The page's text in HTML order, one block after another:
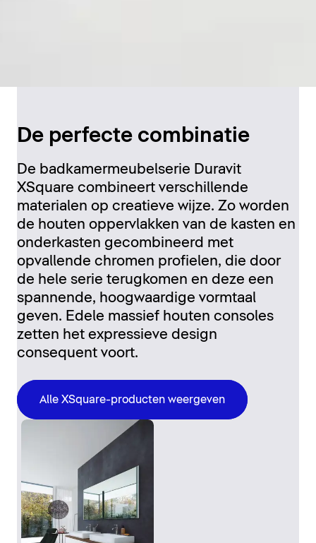
De perfecte combinatie
De badkamermeubelserie Duravit
XSquare combineert verschillende
materialen op creatieve wijze. Zo worden
de houten oppervlakken van de kasten en
onderkasten gecombineerd met
opvallende chromen profielen, die door
de hele serie terugkomen en deze een
spannende, hoogwaardige vormtaal
geven. Edele massief houten consoles
zetten het expressieve design
consequent voort.
Alle XSquare-producten weergeven